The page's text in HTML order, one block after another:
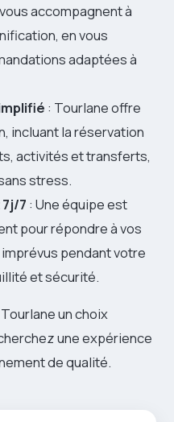
accompagnent à
en vous
adaptées à
: Tourlane offre
incluant la réservation
activités et transferts,
stress.
7 : Une équipe est
pour répondre à vos
pendant votre
et sécurité.
un choix
une expérience
de qualité.